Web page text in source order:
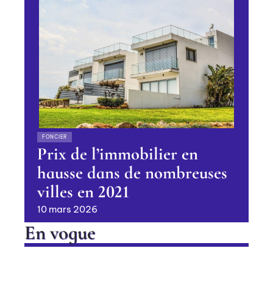
FONCIER
Prix de l’immobilier en
hausse dans de nombreuses
villes en 2021
10 mars 2026
En vogue